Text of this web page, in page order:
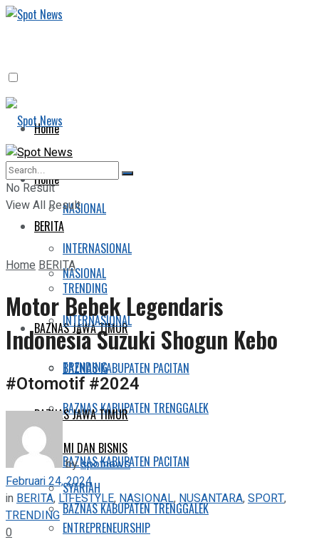
Home
BERITA
NASIONAL
INTERNASIONAL
TRENDING
BAZNAS JAWA TIMUR
BAZNAS KABUPATEN PACITAN
BAZNAS KABUPATEN TRENGGALEK
EKONOMI DAN BISNIS
SYARIAH
ENTREPRENEURSHIP
Home
BERITA
NASIONAL
INTERNASIONAL
TRENDING
BAZNAS JAWA TIMUR
BAZNAS KABUPATEN PACITAN
BAZNAS KABUPATEN TRENGGALEK
No Result
View All Result
HomeBERITA
Motor Bebek Legendaris
Indonesia Suzuki Shogun Kebo
#Otomotif #2024
byspotnews
Februari 24, 2024
in BERITA, LIFESTYLE, NASIONAL, NUSANTARA,SPORT,
TRENDING
0